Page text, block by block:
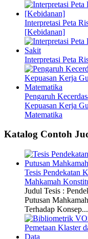
Interpretasi Peta
[Kebidanan]
Interpretasi Peta
Pengaruh
Kepuasan Kerja
Matematika
Katalog Contoh
Tesis Pendekatan
Mahkamah
Judul Tesis :
Putusan
Terhadap Konsep...